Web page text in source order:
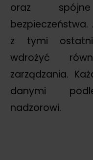
oraz
z tymi
wdrożyć
zarządzania.
danymi
nadzorowi.